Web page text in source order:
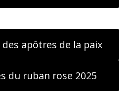
apôtres de la paix
du ruban rose 2025